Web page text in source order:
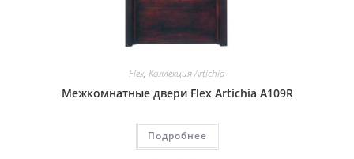
Flex, Коллекция Artichia
Межкомнатные двери Flex Artichia A109R
Подробнее